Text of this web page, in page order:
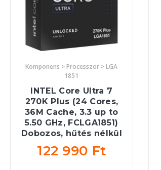
Komponens > Processzor > LGA
1851
INTEL Core Ultra 7
270K Plus (24 Cores,
36M Cache, 3.3 up to
5.50 GHz, FCLGA1851)
Dobozos, hűtés nélkül
122 990 Ft